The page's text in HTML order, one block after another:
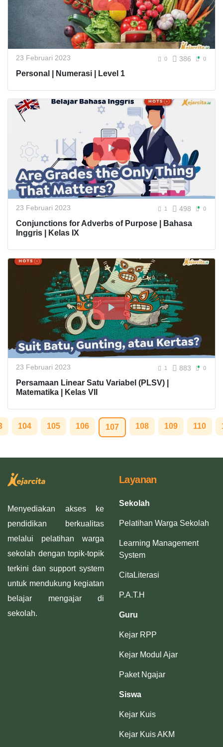
23 Februari 2023 0 386 0
Personal | Numerasi | Level 1
23 Februari 2023 1 498 0
Conjunctions for Adverbs of Purpose | Bahasa
Inggris | Kelas IX
23 Februari 2023 1 883 0
Persamaan Linear Satu Variabel (PLSV) |
Matematika | Kelas VII
104 105 106 107 108 109 110
Menyediakan akses ke
pendidikan berkualitas
melalui pelatihan warga
sekolah dengan topik-topik
terkini dan support system
untuk mendukung kegiatan
belajar mengajar di
sekolah.
Layanan
Sekolah
Pelatihan Warga Sekolah
Learning Management
System
CitaLiterasi
P.A.T.H
Guru
Kejar RPP
Kejar Modul Ajar
Paket Ngajar
Siswa
Kejar Kuis
Kejar Kuis AKM